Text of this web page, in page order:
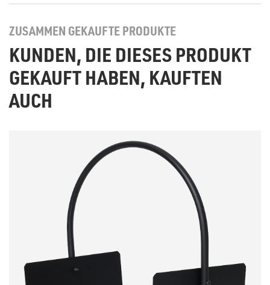
ZUSAMMEN GEKAUFTE PRODUKTE
KUNDEN, DIE DIESES PRODUKT
GEKAUFT HABEN, KAUFTEN
AUCH